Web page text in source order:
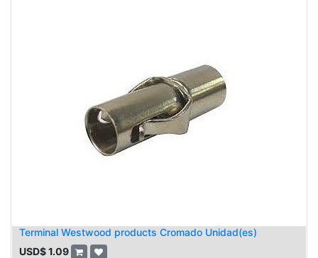
Terminal Westwood products Cromado Unidad(es)
USD$1.09